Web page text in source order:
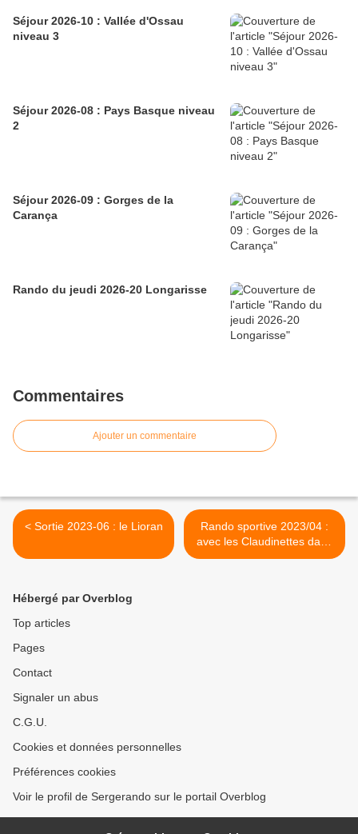
Séjour 2026-10 : Vallée d'Ossau
niveau 3
Séjour 2026-08 : Pays Basque niveau
2
Séjour 2026-09 : Gorges de la
Carança
Rando du jeudi 2026-20 Longarisse
Commentaires
Ajouter un commentaire
< Sortie 2023-06 : le Lioran
Rando sportive 2023/04 :
avec les Claudinettes dans
les marais !! >
Hébergé par Overblog
Top articles
Pages
Contact
Signaler un abus
C.G.U.
Cookies et données personnelles
Préférences cookies
Voir le profil de Sergerando sur le portail Overblog